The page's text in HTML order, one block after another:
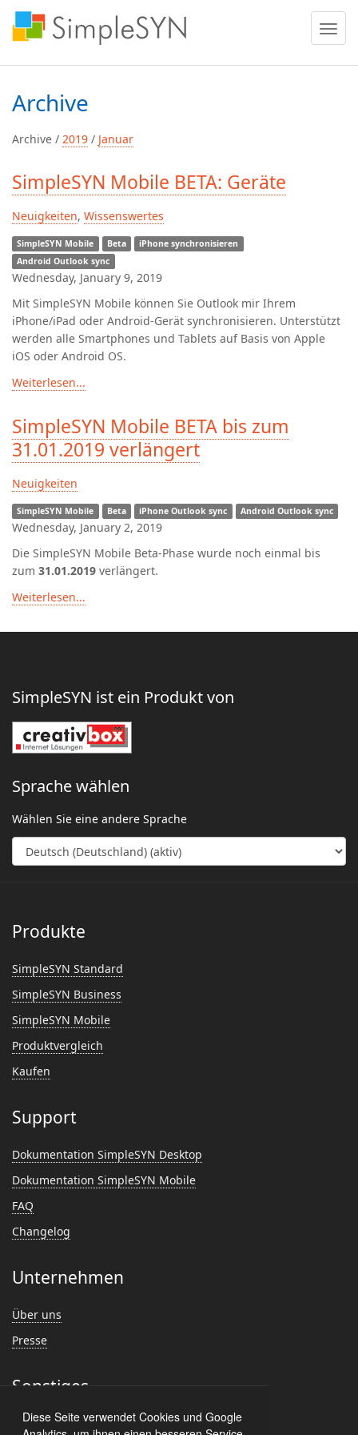
Diese Seite verwendet Cookies und Google
Menü
ein
oder
Archive
Archive / 2019 / Januar
SimpleSYN Mobile BETA: Geräte
Neuigkeiten, Wissenswertes
SimpleSYN Mobile Beta
iPhone synchronisieren
Android Outlook sync
Wednesday, January 9, 2019
Mit SimpleSYN Mobile können Sie Outlook mir Ihrem
iPhone/iPad oder Android-Gerät synchronisieren. Unterstützt
werden alle Smartphones und Tablets auf Basis von Apple
iOS oder Android OS.
Weiterlesen...
SimpleSYN Mobile BETA bis zum
31.01.2019 verlängert
Neuigkeiten
SimpleSYN Mobile Beta iPhone Outlook sync Android Outlook sync
Wednesday, January 2, 2019
Die SimpleSYN Mobile Beta-Phase wurde noch einmal bis
zum 31.01.2019 verlängert.
Weiterlesen...
SimpleSYN ist ein Produkt von
Sprache wählen
Wählen Sie eine andere Sprache
Produkte
SimpleSYN Standard
SimpleSYN Business
SimpleSYN Mobile
Produktvergleich
Kaufen
Support
Dokumentation SimpleSYN Desktop
Dokumentation SimpleSYN Mobile
FAQ
Changelog
Unternehmen
Über uns
Presse
Sonstiges
Feedback